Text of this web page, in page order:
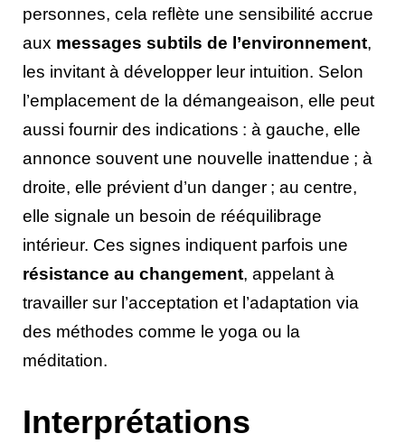
personnes, cela reflète une sensibilité accrue
aux messages subtils de l’environnement,
les invitant à développer leur intuition. Selon
l’emplacement de la démangeaison, elle peut
aussi fournir des indications : à gauche, elle
annonce souvent une nouvelle inattendue ; à
droite, elle prévient d’un danger ; au centre,
elle signale un besoin de rééquilibrage
intérieur. Ces signes indiquent parfois une
résistance au changement, appelant à
travailler sur l’acceptation et l’adaptation via
des méthodes comme le yoga ou la
méditation.
Interprétations